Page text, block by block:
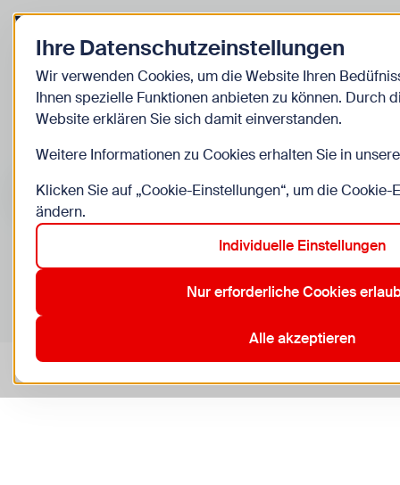
Zurück zur Startseite
Kinder
Veranstaltungen in Wien im Bereich “Kinder”
Aktive Filter:
1. Innere Stadt
Ihre Datenschutzeinstellungen
Wir verwenden Cookies, um die Website Ihren
Ihnen spezielle Funktionen anbieten zu können. Durch
Website erklären Sie sich damit einverstanden.
Weitere Informationen zu Cookies erhalten Sie in
Klicken Sie auf „Cookie-Einstellungen“, um die
ändern.
Individuelle Einstellungen
Nur erforderliche Cookies
Alle akzeptieren